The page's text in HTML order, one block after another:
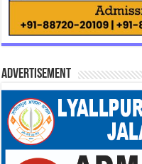
Advertisement